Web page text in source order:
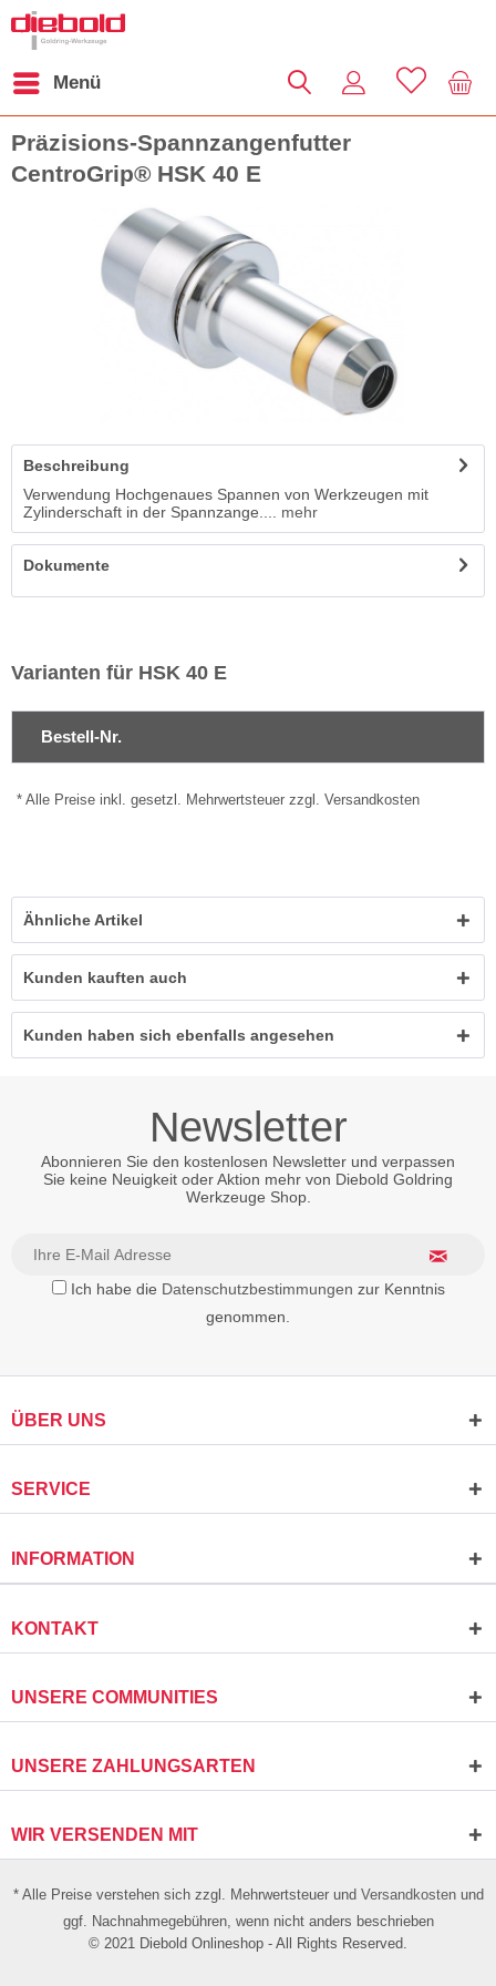
Menü
Präzisions-Spannzangenfutter
CentroGrip® HSK 40 E
Beschreibung
Verwendung Hochgenaues Spannen von Werkzeugen mit
Zylinderschaft in der Spannzange....
mehr
Dokumente
Varianten für HSK 40 E
Bestell-Nr.
* Alle Preise inkl. gesetzl. Mehrwertsteuer zzgl. Versandkosten
Ähnliche Artikel
Kunden kauften auch
Kunden haben sich ebenfalls angesehen
Newsletter
Abonnieren Sie den kostenlosen Newsletter und verpassen
Sie keine Neuigkeit oder Aktion mehr von Diebold Goldring
Werkzeuge Shop.
Ich habe die Datenschutzbestimmungen zur Kenntnis
genommen.
ÜBER UNS
SERVICE
INFORMATION
KONTAKT
UNSERE COMMUNITIES
UNSERE ZAHLUNGSARTEN
WIR VERSENDEN MIT
* Alle Preise verstehen sich zzgl. Mehrwertsteuer und Versandkostenund
ggf. Nachnahmegebühren, wenn nicht anders beschrieben
© 2021 Diebold Onlineshop - All Rights Reserved.